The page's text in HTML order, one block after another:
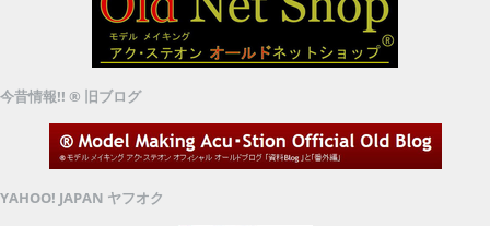
今昔情報!! ® 旧ブログ
YAHOO! JAPAN ヤフオク